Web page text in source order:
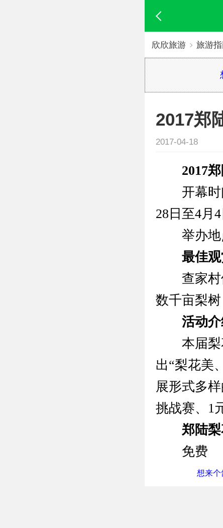
欣欣旅游 旅游
2017郑
2017-04-18
2017
开幕时间
28日至4月4
举办地
最佳观
查家村位
数千亩梨
活动介
本届梨花
出“梨花美
展形式多
挑战赛、1
郑陆
免费
想来个